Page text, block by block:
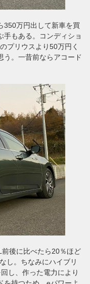
350万円出して新車を買
手もある。コンディショ
プリウスより50万円く
う。一昔前ならアコード
後に比べたら20％ほど
し。ちなみにハイブリ
し、作った電力により